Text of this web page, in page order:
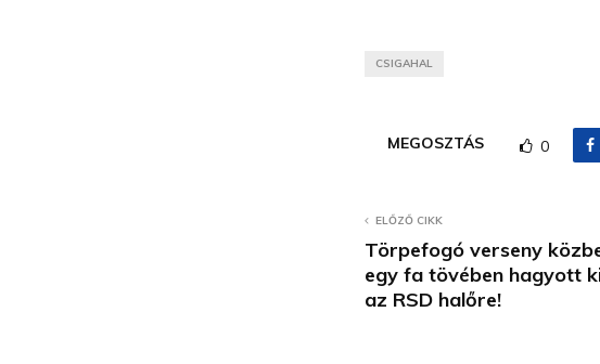
CSIGAHAL
MEGOSZTÁS 0
ELŐZŐ CIKK
Törpefogó verseny
egy fa tövében hagyott
az RSD halőre!